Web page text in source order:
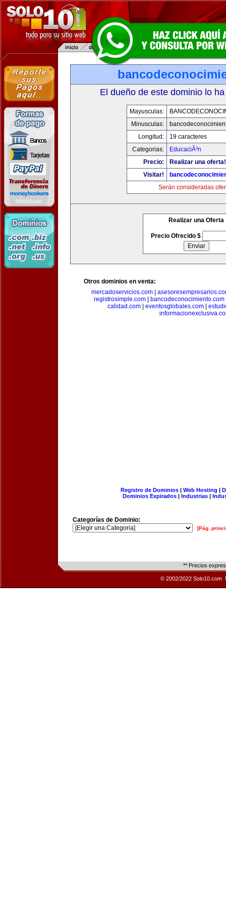
El dueño de este dominio lo
Mayusculas:
Minusculas:
Longitud:
19 caracteres
Categorias:
EducaciÃ³n
Precio:
Realizar una oferta!
Visitar!
Serán consideradas
Realizar una Oferta
Precio Ofrecido $
Otros dominios en venta:
mercadoservicios.com|
registrosimple.com
bancodeconocimiento.com
calidad.com
eventosglobales.com
Registro de Dominios| Web Hosting |
Dominios Expirados | Industrias |
Categorías de Dominio:
[Pág.
** Precios
© 2002/2022 Solo10.com